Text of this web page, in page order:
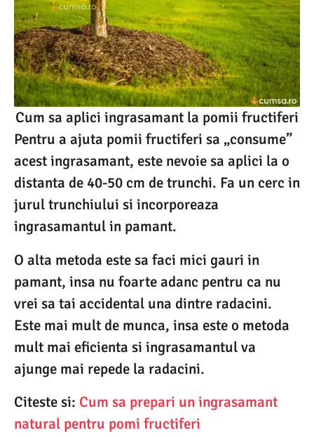
Cum sa aplici ingrasamant la pomii fructiferi
Pentru a ajuta pomii fructiferi sa „consume”
acest ingrasamant, este nevoie sa aplici la o
distanta de 40-50 cm de trunchi. Fa un cerc in
jurul trunchiului si incorporeaza
ingrasamantul in pamant.
O alta metoda este sa faci mici gauri in
pamant, insa nu foarte adanc pentru ca nu
vrei sa tai accidental una dintre radacini.
Este mai mult de munca, insa este o metoda
mult mai eficienta si ingrasamantul va
ajunge mai repede la radacini.
Citeste si: Cum sa prepari un ingrasamant
natural pentru pomi fructiferi